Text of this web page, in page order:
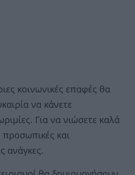
κοινωνικές επαφές θα
να κάνετε
Για να νιώσετε καλά
προσωπικές και
ανάγκες.